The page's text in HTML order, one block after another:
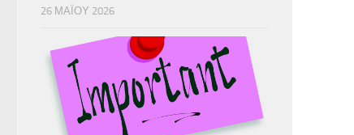
26 ΜΑΪ́ΟΥ 2026